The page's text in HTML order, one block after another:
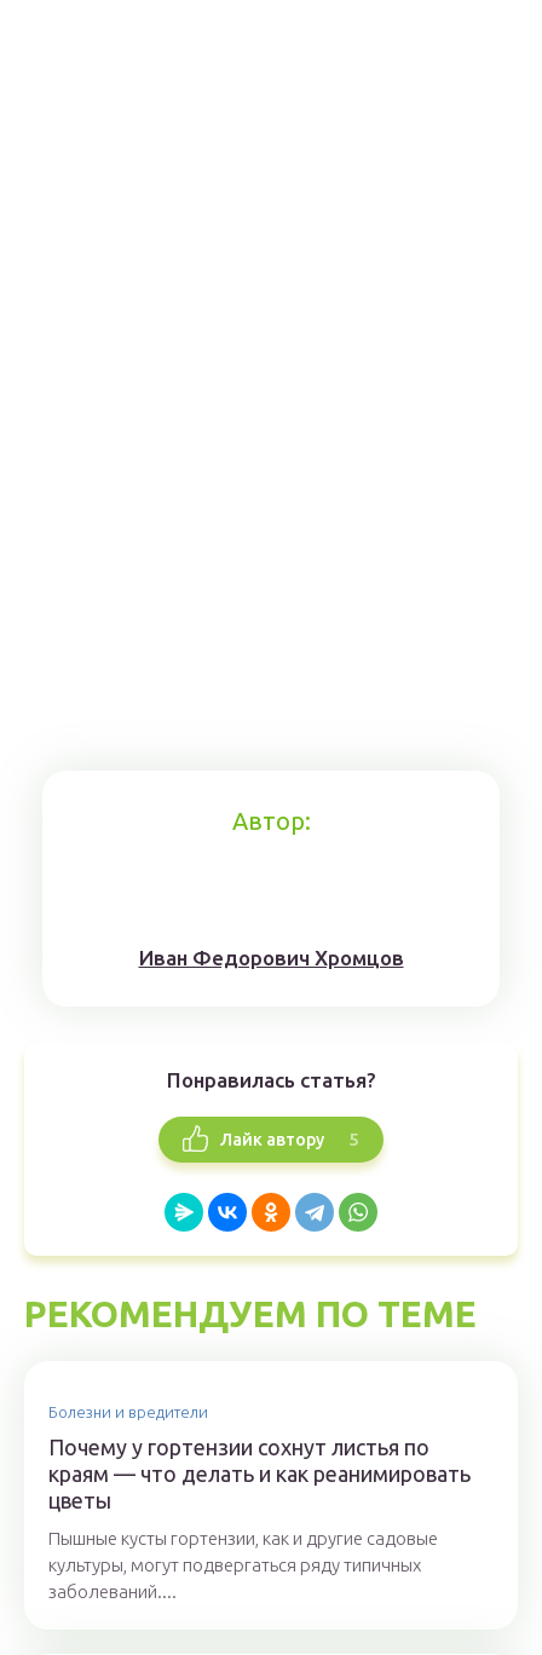
Автор:
Иван Федорович Хромцов
Понравилась статья?
Лайк автору 5
РЕКОМЕНДУЕМ ПО ТЕМЕ
Болезни и вредители
Почему у гортензии сохнут листья по
краям — что делать и как реанимировать
цветы
Пышные кусты гортензии, как и другие садовые
культуры, могут подвергаться ряду типичных
заболеваний....